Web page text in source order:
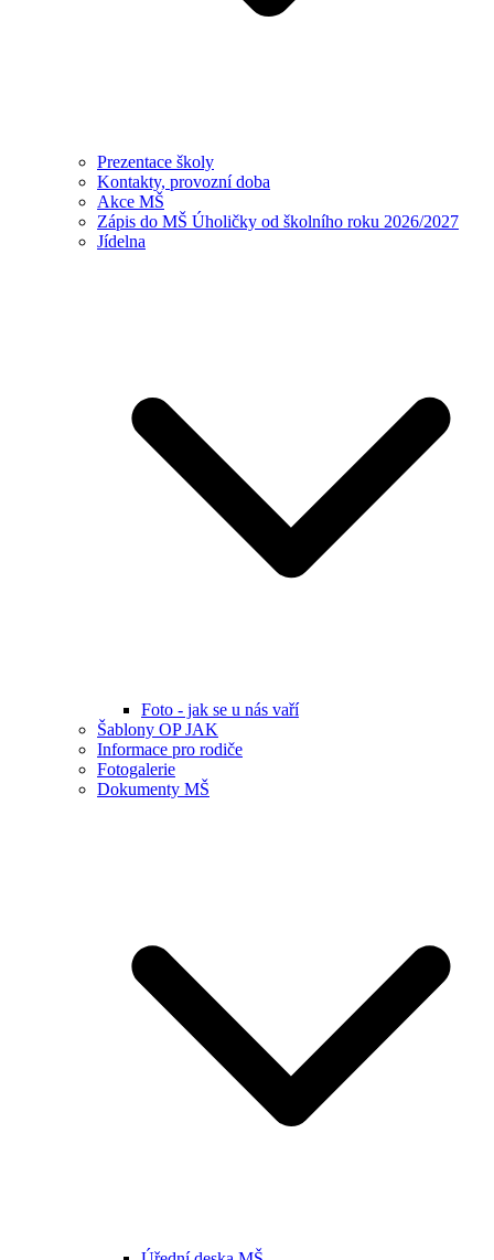
Prezentace školy
Kontakty, provozní doba
Akce MŠ
Zápis do MŠ Úholičky od školního roku 2026/2027
Jídelna
Foto - jak se u nás vaří
Šablony OP JAK
Informace pro rodiče
Fotogalerie
Dokumenty MŠ